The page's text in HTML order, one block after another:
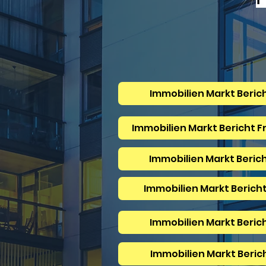
Immobilien Markt
Immobilien Markt Bericht
Immobilien Markt
Immobilien Markt
Immobilien Markt
Immobilien Markt